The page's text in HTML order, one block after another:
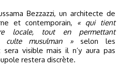
Bezzazzi, un architecte de
et contemporain, « qui tient
locale, tout en permettant
musulman »selon les
sera visible mais il n’y aura pas
restera discrète.